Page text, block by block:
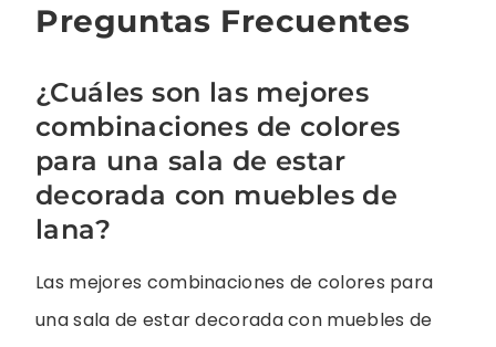
Preguntas Frecuentes
¿Cuáles son las mejores
combinaciones de colores
para una sala de estar
decorada con muebles de
lana?
Las mejores combinaciones de colores para
una sala de estar decorada con muebles de